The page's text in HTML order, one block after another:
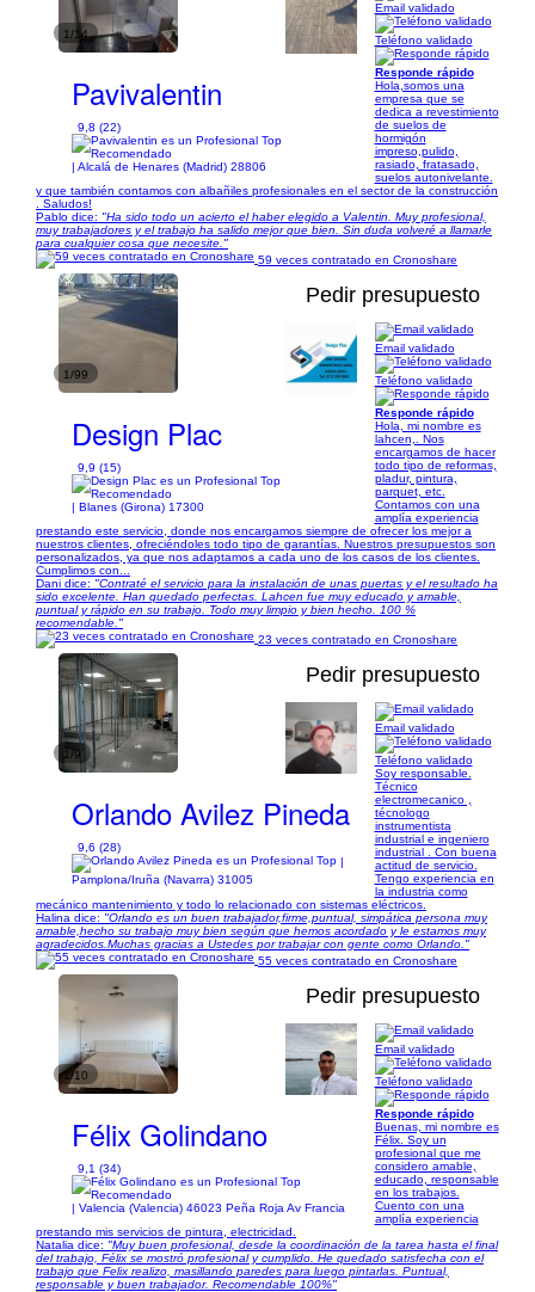
1/14
Pavivalentin
9,8 (22)
| Alcalá de Henares (Madrid) 28806
Email validado
Teléfono validado
Responde rápido
Hola,somos una
empresa que se
dedica a revestimiento
de suelos de
hormigón
impreso,pulido,
rasiado, fratasado,
suelos autonivelante.
y que también contamos con albañiles profesionales en el sector de la construcción
. Saludos!
Pablo dice: "Ha sido todo un acierto el haber elegido a Valentin. Muy profesional,
muy trabajadores y el trabajo ha salido mejor que bien. Sin duda volveré a llamarle
para cualquier cosa que necesite."
59 veces contratado en Cronoshare
1/99
Pedir presupuesto
Design Plac
9,9 (15)
| Blanes (Girona) 17300
Email validado
Teléfono validado
Responde rápido
Hola, mi nombre es
lahcen,. Nos
encargamos de hacer
todo tipo de reformas,
pladur, pintura,
parquet, etc.
Contamos con una
amplía experiencia
prestando este servicio, donde nos encargamos siempre de ofrecer los mejor a
nuestros clientes, ofreciéndoles todo tipo de garantías. Nuestros presupuestos son
personalizados, ya que nos adaptamos a cada uno de los casos de los clientes.
Cumplimos con...
Dani dice: "Contraté el servicio para la instalación de unas puertas y el resultado ha
sido excelente. Han quedado perfectas. Lahcen fue muy educado y amable,
puntual y rápido en su trabajo. Todo muy limpio y bien hecho. 100 %
recomendable."
23 veces contratado en Cronoshare
1/9
Pedir presupuesto
Orlando Avilez Pineda
9,6 (28)
|
Pamplona/Iruña (Navarra) 31005
Email validado
Teléfono validado
Soy responsable.
Técnico
electromecanico ,
técnologo
instrumentista
industrial e ingeniero
industrial . Con buena
actitud de servicio.
Tengo experiencia en
la industria como
mecánico mantenimiento y todo lo relacionado con sistemas eléctricos.
Halina dice: "Orlando es un buen trabajador,firme,puntual, simpática persona muy
amable,hecho su trabajo muy bien según que hemos acordado y le estamos muy
agradecidos.Muchas gracias a Ustedes por trabajar con gente como Orlando."
55 veces contratado en Cronoshare
1/10
Pedir presupuesto
Félix Golindano
9,1 (34)
| Valencia (Valencia) 46023 Peña Roja Av Francia
Email validado
Teléfono validado
Responde rápido
Buenas, mi nombre es
Félix. Soy un
profesional que me
considero amable,
educado, responsable
en los trabajos.
Cuento con una
amplía experiencia
prestando mis servicios de pintura, electricidad.
Natalia dice: "Muy buen profesional, desde la coordinación de la tarea hasta el final
del trabajo, Félix se mostró profesional y cumplido. He quedado satisfecha con el
trabajo que Felix realizo, masillando paredes para luego pintarlas. Puntual,
responsable y buen trabajador. Recomendable 100%"